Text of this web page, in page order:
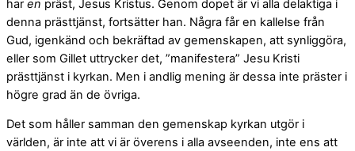
har en präst, Jesus Kristus. Genom dopet är vi alla delaktiga i
denna prästtjänst, fortsätter han. Några får en kallelse från
Gud, igenkänd och bekräftad av gemenskapen, att synliggöra,
eller som Gillet uttrycker det, ”manifestera” Jesu Kristi
prästtjänst i kyrkan. Men i andlig mening är dessa inte präster i
högre grad än de övriga.
Det som håller samman den gemenskap kyrkan utgör i
världen, är inte att vi är överens i alla avseenden, inte ens att